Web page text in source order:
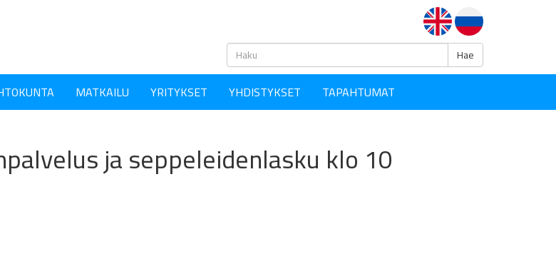
Haku
Hae
MATKAILU YRITYKSET YHDISTYKSET TAPAHTUMAT
ja seppeleidenlasku klo 10